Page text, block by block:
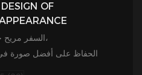
OF
السفر مريح جدًا للحمل،
الحفاظ على أفضل صورة